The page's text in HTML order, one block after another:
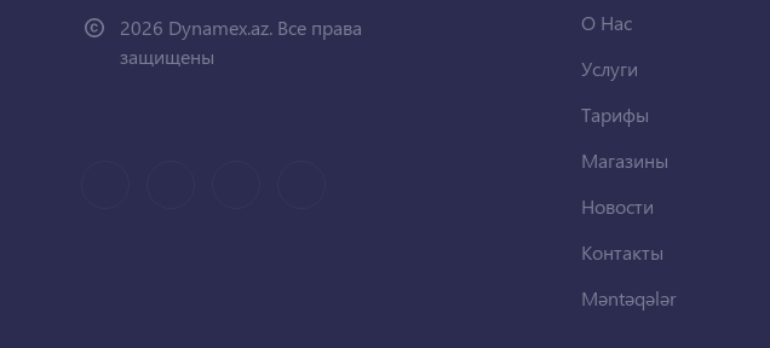
2026 Dynamex.az. Все права
защищены
О Нас
Услуги
Тарифы
Магазины
Новости
Контакты
Məntəqələr